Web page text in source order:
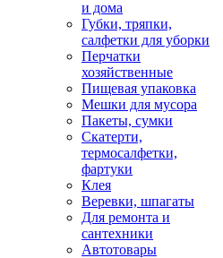
и дома
Губки, тряпки,
салфетки для уборки
Перчатки
хозяйственные
Пищевая упаковка
Мешки для мусора
Пакеты, сумки
Скатерти,
термосалфетки,
фартуки
Клея
Веревки, шпагаты
Для ремонта и
сантехники
Автотовары